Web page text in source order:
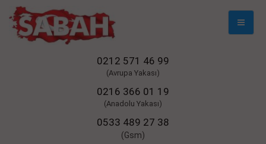
Mobil
0212 571 46 99
(Avrupa Yakası)
0216 366 01 19
(Anadolu Yakası)
0533 489 27 38
(Gsm)